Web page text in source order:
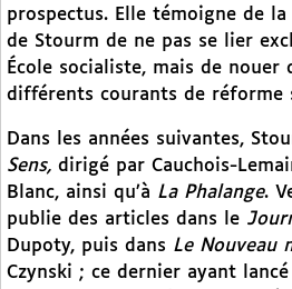
prospectus. Elle témoigne de
de Stourm de ne pas se lier
École socialiste, mais de nouer
différents courants de réforme
Dans les années suivantes,
Sens, dirigé par Cauchois-
Blanc, ainsi qu’à La Phalange.
publie des articles dans le
Dupoty, puis dans Le Nouveau
Czynski ; ce dernier ayant